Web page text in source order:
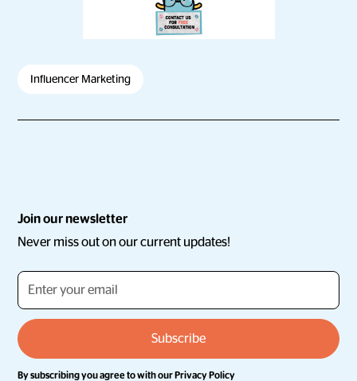
Influencer Marketing
Join our newsletter
Never miss out on our current updates!
By subscribing you agree to with ourPrivacy Policy